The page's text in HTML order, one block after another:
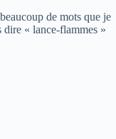
de mots que je
dire « lance-flammes »